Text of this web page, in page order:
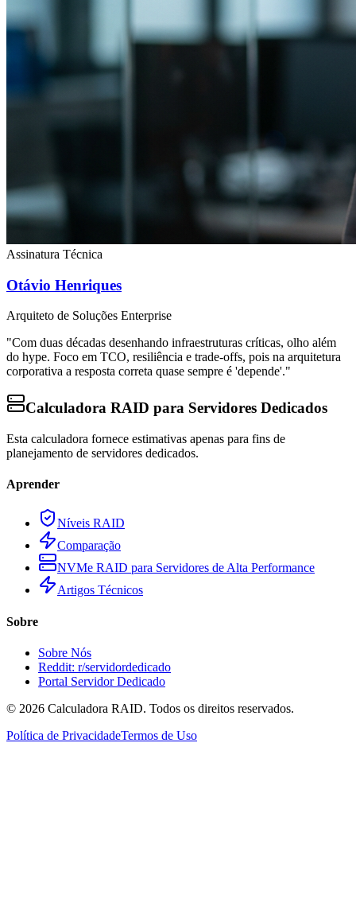
Assinatura Técnica
Otávio Henriques
Arquiteto de Soluções Enterprise
"Com duas décadas desenhando infraestruturas críticas, olho além
do hype. Foco em TCO, resiliência e trade-offs, pois na arquitetura
corporativa a resposta correta quase sempre é 'depende'."
Calculadora RAID para Servidores Dedicados
Esta calculadora fornece estimativas apenas para fins de
planejamento de servidores dedicados.
Aprender
Níveis RAID
Comparação
NVMe RAID para Servidores de Alta Performance
Artigos Técnicos
Sobre
Sobre Nós
Reddit: r/servidordedicado
Portal Servidor Dedicado
© 2026 Calculadora RAID. Todos os direitos reservados.
Política de PrivacidadeTermos de Uso